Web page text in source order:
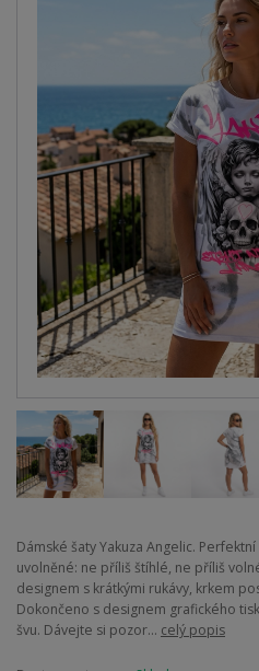
Dámské šaty Yakuza Angelic.
uvolněné: ne příliš štíhlé, ne příliš
designem s krátkými rukávy, krkem
Dokončeno s designem grafického
švu. Dávejte si pozor... celý popis